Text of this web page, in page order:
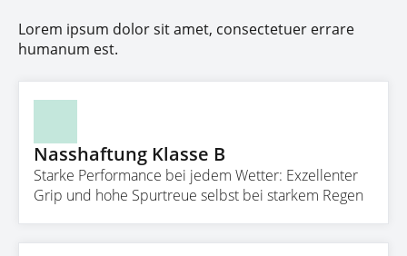
Lorem ipsum dolor sit amet, consectetuer errare
humanum est.
Nasshaftung Klasse B
Starke Performance bei jedem Wetter: Exzellenter
Grip und hohe Spurtreue selbst bei starkem Regen